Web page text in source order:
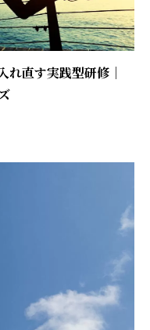
れ直す実践型研修｜